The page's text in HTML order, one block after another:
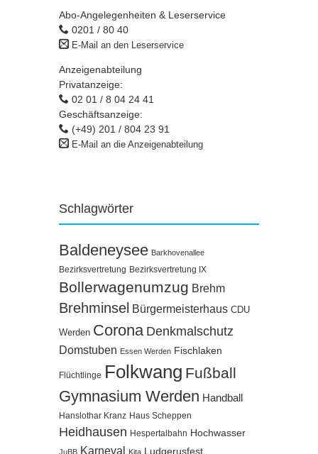
Abo-Angelegenheiten & Leserservice
0201 / 80 40
E-Mail an den Leserservice
Anzeigenabteilung
Privatanzeige:
02 01 / 8 04 24 41
Geschäftsanzeige:
(+49) 201 / 804 23 91
E-Mail an die Anzeigenabteilung
Schlagwörter
Baldeneysee Barkhovenallee
Bezirksvertretung Bezirksvertretung IX
Bollerwagenumzug Brehm
Brehminsel Bürgermeisterhaus CDU
Werden Corona Denkmalschutz
Domstuben Essen Werden Fischlaken
Flüchtlinge Folkwang Fußball
Gymnasium Werden Handball
Hanslothar Kranz Haus Scheppen
Heidhausen Hespertalbahn Hochwasser
JuBB Karneval Kita Ludgerusfest